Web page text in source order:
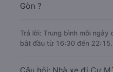
Gòn ?
Trả lời: Trung bình mỗi ngày
bắt đầu từ 16:30 đến 22:15.
Câu hỏi: Nhà xe đi Cư